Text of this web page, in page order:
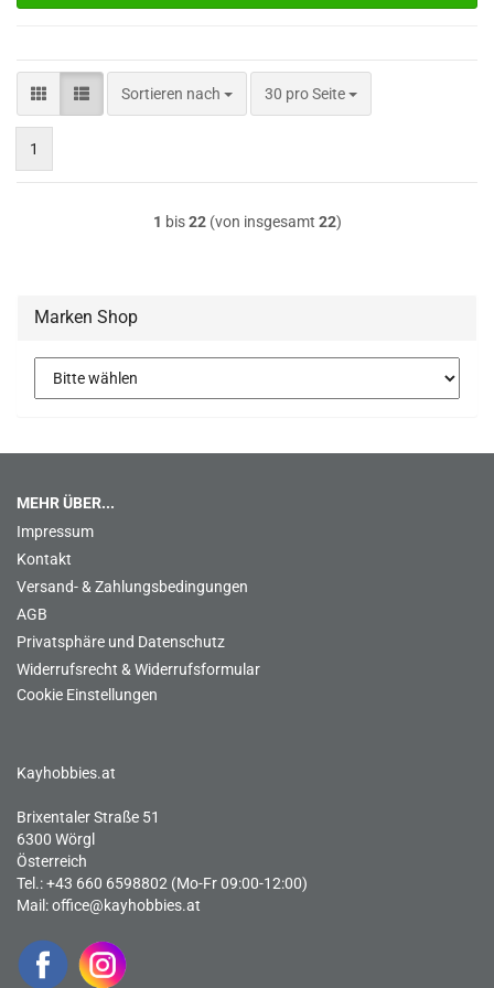
Sortieren nach
Sortieren nach 30 pro Seite
pro Seite
1
1 bis22(von insgesamt 22)
Marken Shop
MEHR ÜBER...
Impressum
Kontakt
Versand- & Zahlungsbedingungen
AGB
Privatsphäre und Datenschutz
Widerrufsrecht & Widerrufsformular
Cookie Einstellungen
Kayhobbies.at
Brixentaler Straße 51
6300 Wörgl
Österreich
Tel.: +43 660 6598802 (Mo-Fr 09:00-12:00)
Mail:office@kayhobbies.at